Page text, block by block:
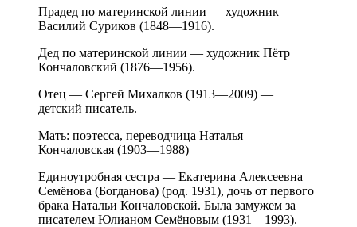
Прадед по материнской линии — художник
Василий Суриков (1848—1916).
Дед по материнской линии — художник Пётр
Кончаловский (1876—1956).
Отец — Сергей Михалков (1913—2009) —
детский писатель.
Мать: поэтесса, переводчица Наталья
Кончаловская (1903—1988)
Единоутробная сестра — Екатерина Алексеевна
Семёнова (Богданова) (род. 1931), дочь от первого
брака Натальи Кончаловской. Была замужем за
писателем Юлианом Семёновым (1931—1993).